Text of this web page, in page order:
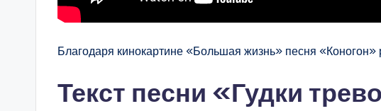
Благодаря кинокартине «Большая жизнь» песня
Текст песни «Гудки